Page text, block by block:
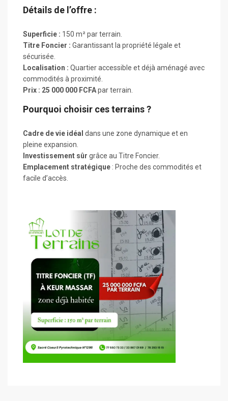
Détails de l’offre :
Superficie : 150 m² par terrain.
Titre Foncier : Garantissant la propriété légale et
sécurisée.
Localisation : Quartier accessible et déjà aménagé avec
commodités à proximité.
Prix : 25 000 000 FCFApar terrain.
Pourquoi choisir ces terrains ?
Cadre de vie idéal dans une zone dynamique et en
pleine expansion.
Investissement sûr grâce au Titre Foncier.
Emplacement stratégique : Proche des commodités et
facile d’accès.